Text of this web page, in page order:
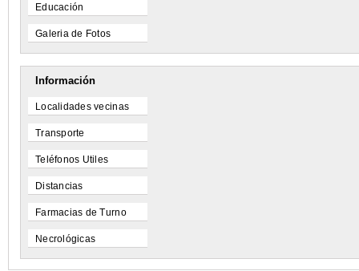
Educación
Galeria de Fotos
Información
Localidades vecinas
Transporte
Teléfonos Utiles
Distancias
Farmacias de Turno
Necrológicas